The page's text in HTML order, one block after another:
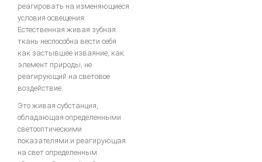
Базисная техника изготовления
Металлокерамические протезы
Невидимая эстетическая керамическая реставрация
реагировать на изменяющиеся
условия освещения.
Естественная живая зубная
ткань неспособна вести себя
как застывшее изваяние, как
элемент природы, не
реагирующий на световое
воздействие.
Это живая субстанция,
обладающая определенными
светооптическими
показателями и реагирующая
на свет определенным